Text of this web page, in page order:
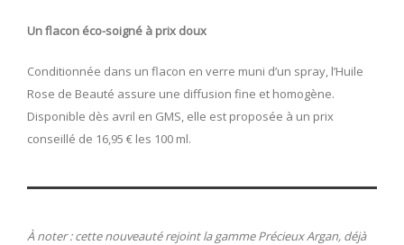
Un flacon éco-soigné à prix doux
Conditionnée dans un flacon en verre muni d’un spray, l’Huile
Rose de Beauté assure une diffusion fine et homogène.
Disponible dès avril en GMS, elle est proposée à un prix
conseillé de 16,95 € les 100 ml.
À noter : cette nouveauté rejoint la gamme Précieux Argan, déjà